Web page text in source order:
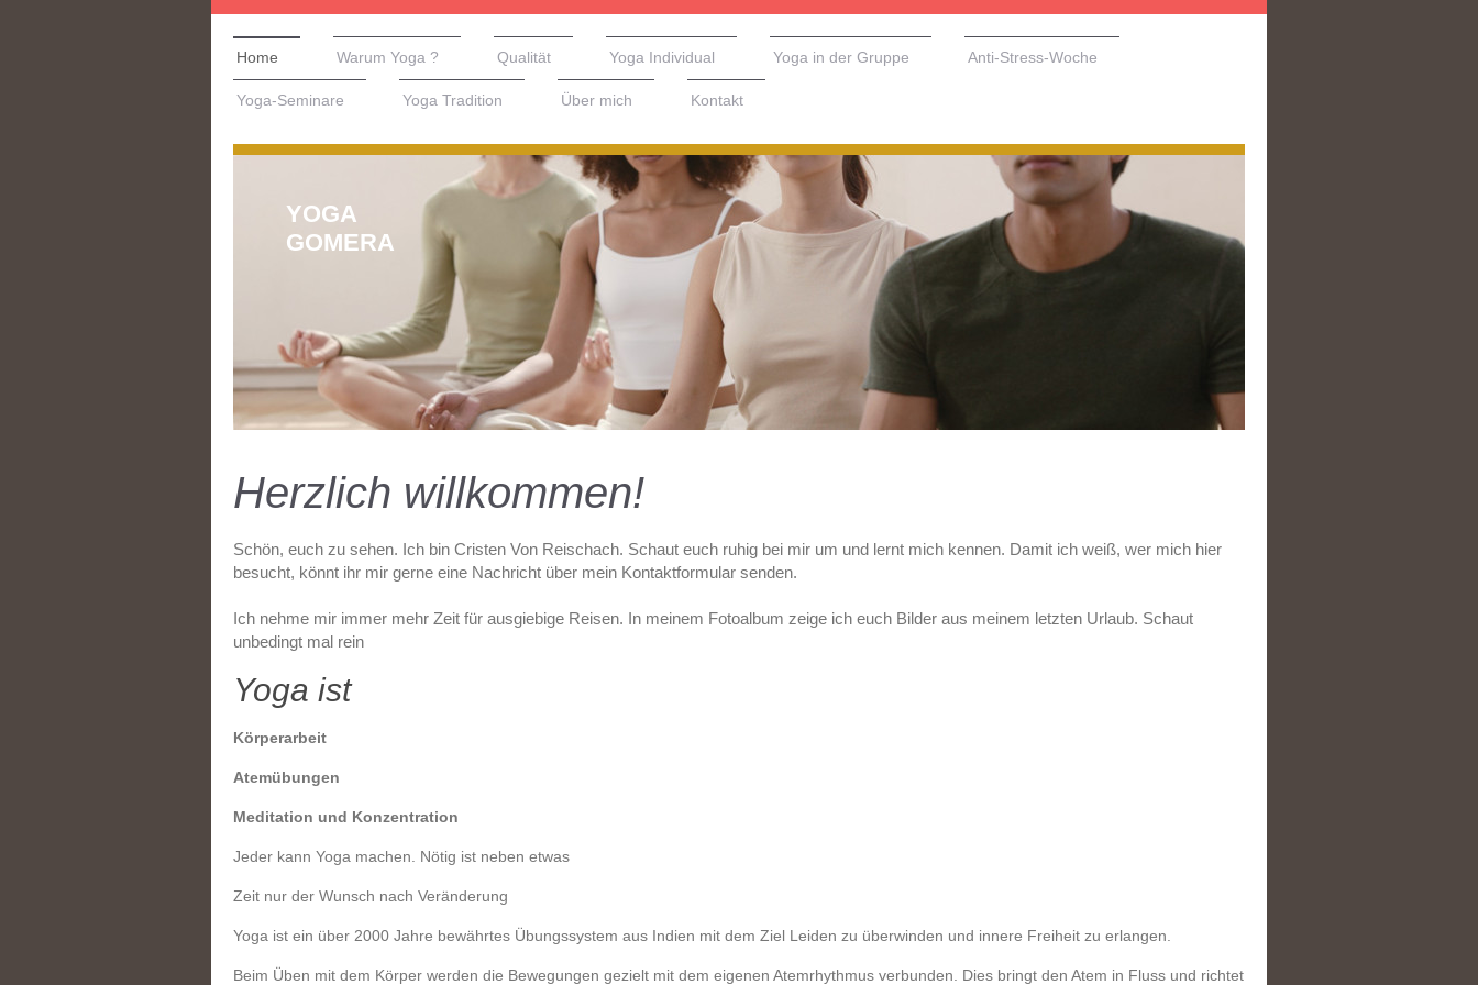
Home Warum Yoga ? Qualität Yoga Individual Yoga in der Gruppe Anti-Stress-Woche
Yoga-Seminare Yoga Tradition Über mich Kontakt
YOGA
GOMERA
Herzlich willkommen!
Schön, euch zu sehen. Ich bin Cristen Von Reischach. Schaut euch ruhig bei mir um und lernt mich kennen. Damit ich weiß, wer mich hier
besucht, könnt ihr mir gerne eine Nachricht über mein Kontaktformular senden.
Ich nehme mir immer mehr Zeit für ausgiebige Reisen. In meinem Fotoalbum zeige ich euch Bilder aus meinem letzten Urlaub. Schaut
unbedingt mal rein
Yoga ist
Körperarbeit
Atemübungen
Meditation und Konzentration
Jeder kann Yoga machen. Nötig ist neben etwas
Zeit nur der Wunsch nach Veränderung
Yoga ist ein über 2000 Jahre bewährtes Übungssystem aus Indien mit dem Ziel Leiden zu überwinden und innere Freiheit zu erlangen.
Beim Üben mit dem Körper werden die Bewegungen gezielt mit dem eigenen Atemrhythmus verbunden. Dies bringt den Atem in Fluss und richtet